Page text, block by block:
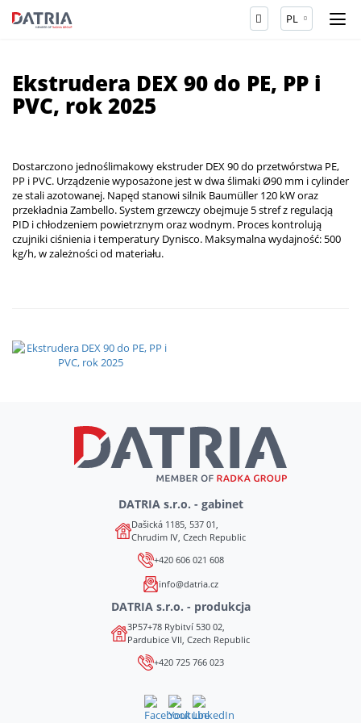
PL
Ekstrudera DEX 90 do PE, PP i
PVC, rok 2025
Dostarczono jednoślimakowy ekstruder DEX 90 do przetwórstwa PE,
PP i PVC. Urządzenie wyposażone jest w dwa ślimaki Ø90 mm i cylinder
ze stali azotowanej. Napęd stanowi silnik Baumüller 120 kW oraz
przekładnia Zambello. System grzewczy obejmuje 5 stref z regulacją
PID i chłodzeniem powietrznym oraz wodnym. Proces kontrolują
czujniki ciśnienia i temperatury Dynisco. Maksymalna wydajność: 500
kg/h, w zależności od materiału.
DATRIA s.r.o. - gabinet
Dašická 1185, 537 01,
Chrudim IV, Czech Republic
+420 606 021 608
info@datria.cz
DATRIA s.r.o. - produkcja
3P57+78 Rybitví 530 02,
Pardubice VII, Czech Republic
+420 725 766 023